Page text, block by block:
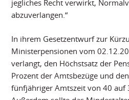
jegliches Recht verwirkt,
abzuverlangen.“
In ihrem Gesetzentwurf zur
Ministerpensionen vom
verlangt, den Höchstsatz der
Prozent der Amtsbezüge und
fünfjähriger Amtszeit von 40 auf